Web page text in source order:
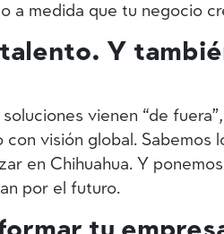
a medida que tu negocio
Y
vienen “de fuera”,
visión global . Sabemos
en Chihuahua. Y
por el futuro.